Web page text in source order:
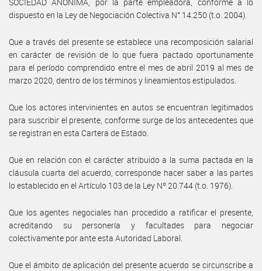
dispuesto en la Ley de Negociación Colectiva N° 14.250 (t.o. 2004).
Que a través del presente se establece una recomposición salarial
en carácter de revisión de lo que fuera pactado oportunamente
para el período comprendido entre el mes de abril 2019 al mes de
marzo 2020, dentro de los términos y lineamientos estipulados.
Que los actores intervinientes en autos se encuentran legitimados
para suscribir el presente, conforme surge de los antecedentes que
se registran en esta Cartera de Estado.
Que en relación con el carácter atribuido a la suma pactada en la
cláusula cuarta del acuerdo, corresponde hacer saber a las partes
lo establecido en el Artículo 103 de la Ley Nº 20.744 (t.o. 1976).
Que los agentes negociales han procedido a ratificar el presente,
acreditando su personería y facultades para negociar
colectivamente por ante esta Autoridad Laboral.
Que el ámbito de aplicación del presente acuerdo se circunscribe a